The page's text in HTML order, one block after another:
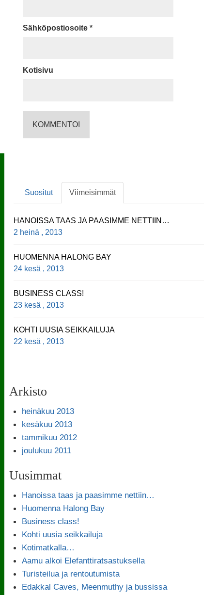
Sähköpostiosoite *
Kotisivu
Suositut Viimeisimmät
HANOISSA TAAS JA PAASIMME NETTIIN…
2 heinä , 2013
HUOMENNA HALONG BAY
24 kesä , 2013
BUSINESS CLASS!
23 kesä , 2013
KOHTI UUSIA SEIKKAILUJA
22 kesä , 2013
Arkisto
heinäkuu 2013
kesäkuu 2013
tammikuu 2012
joulukuu 2011
Uusimmat
Hanoissa taas ja paasimme nettiin…
Huomenna Halong Bay
Business class!
Kohti uusia seikkailuja
Kotimatkalla…
Aamu alkoi Elefanttiratsastuksella
Turisteilua ja rentoutumista
Edakkal Caves, Meenmuthy ja bussissa